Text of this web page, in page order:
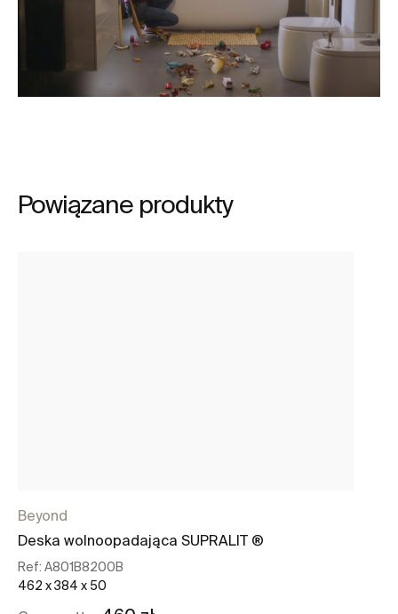
Powiązane produkty
Beyond
Deska wolnoopadająca SUPRALIT ®
Ref: A801B8200B
462 x 384 x 50